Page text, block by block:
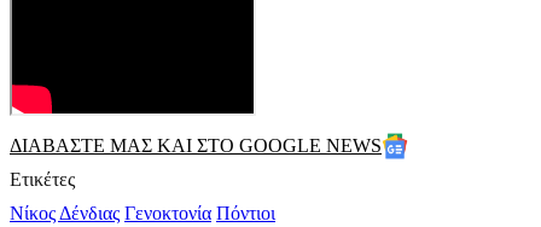
ΔΙΑΒΑΣΤΕ ΜΑΣ ΚΑΙ ΣΤΟ GOOGLE NEWS
Ετικέτες
Νίκος Δένδιας Γενοκτονία Πόντιοι